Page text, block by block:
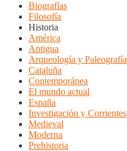
Biografías
Filosofía
Historia
América
Antigua
Arqueología y Paleografía
Cataluña
Contemporánea
El mundo actual
España
Investigación y Corrientes
Medieval
Moderna
Prehistoria